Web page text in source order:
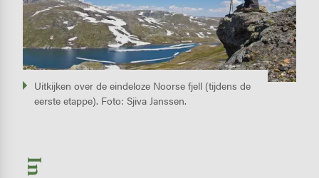
Uitkijken over de eindeloze Noorse fjell (tijdens de
eerste etappe). Foto: Sjiva Janssen.